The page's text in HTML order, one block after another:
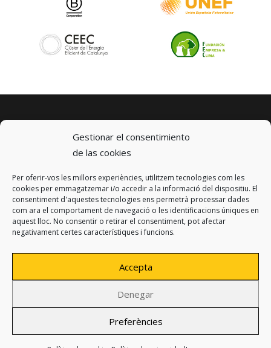
Gestionar el consentimiento
de las cookies
Per oferir-vos les millors experiències, utilitzem tecnologies com les
cookies per emmagatzemar i/o accedir a la informació del dispositiu. El
consentiment d'aquestes tecnologies ens permetrà processar dades
com ara el comportament de navegació o les identificacions úniques en
aquest lloc. No consentir o retirar el consentiment, pot afectar
negativament certes característiques i funcions.
Accepta
Denegar
Preferències
© 2023 km0 Energy
Carrer Baldrich 222-226
08223 Terrassa, Barcelona
info@km0.energy
Política de privacidad
Avíso legal
Política de cookies